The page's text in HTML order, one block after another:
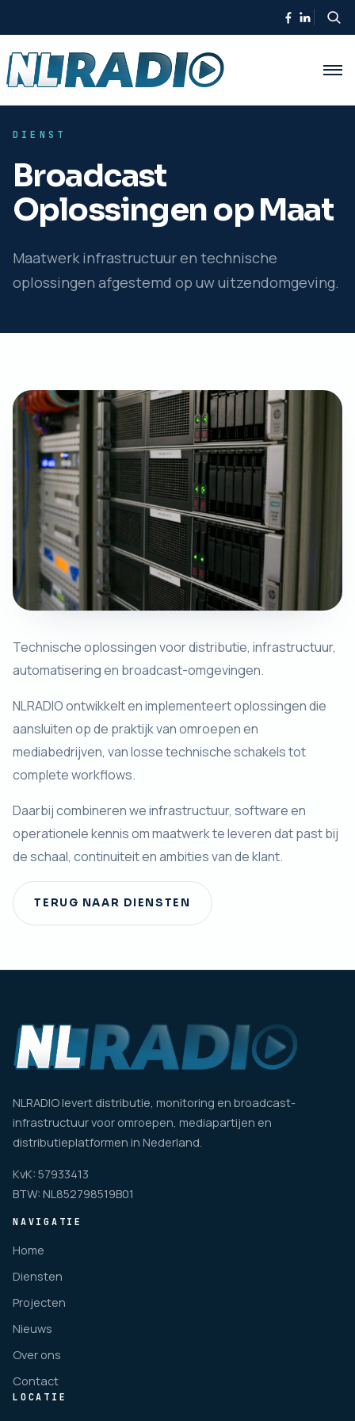
DIENST
Broadcast
Oplossingen op Maat
Maatwerk infrastructuur en technische
oplossingen afgestemd op uw uitzendomgeving.
Technische oplossingen voor distributie, infrastructuur,
automatisering en broadcast-omgevingen.
NLRADIO ontwikkelt en implementeert oplossingen die
aansluiten op de praktijk van omroepen en
mediabedrijven, van losse technische schakels tot
complete workflows.
Daarbij combineren we infrastructuur, software en
operationele kennis om maatwerk te leveren dat past bij
de schaal, continuiteit en ambities van de klant.
TERUG NAAR DIENSTEN
NLRADIO levert distributie, monitoring en broadcast-
infrastructuur voor omroepen, mediapartijen en
distributieplatformen in Nederland.
KvK: 57933413
BTW: NL852798519B01
NAVIGATIE
Home
Diensten
Projecten
Nieuws
Over ons
Contact
LOCATIE